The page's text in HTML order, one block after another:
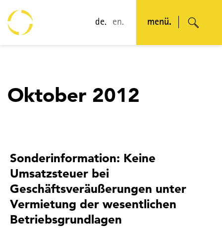
de. en. menü.
Oktober 2012
Sonderinformation: Keine
Umsatzsteuer bei
Geschäftsveräußerungen unter
Vermietung der wesentlichen
Betriebsgrundlagen